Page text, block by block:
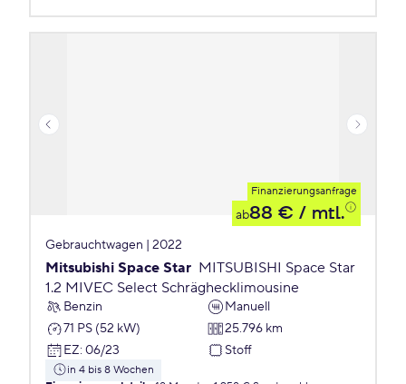
Finanzierungsanfrage
ab88 € / mtl.
Gebrauchtwagen | 2022
Mitsubishi Space Star MITSUBISHI Space Star
1.2 MIVEC Select Schräghecklimousine
Benzin
Manuell
71 PS (52 kW)
25.796 km
EZ: 06/23 Stoff
in 4 bis 8 Wochen